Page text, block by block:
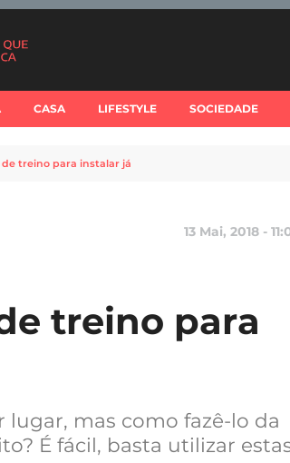
CASA LIFESTYLE SOCIEDADE
treino para instalar já
13 Mai, 2018 -
treino para
mas como fazê-lo da
É fácil, basta utilizar